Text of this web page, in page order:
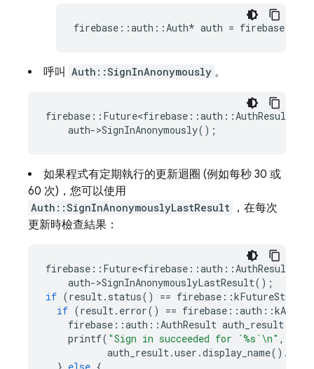
firebase ::auth ::Auth* auth = firebase
呼叫 Auth::SignInAnonymously 。
firebase :: Future<firebase ::auth ::AuthResult
auth->SignInAnonymously();
如果程式有定期執行的更新迴圈 (例如每秒 30 或
60 次)，您可以使用
Auth::SignInAnonymouslyLastResult ，在每次
更新時檢查結果：
firebase :: Future<firebase ::auth ::AuthResult
auth->SignInAnonymouslyLastResult();
if (result. status() == firebase ::
if (result. error() == firebase ::auth ::
firebase ::auth ::AuthResult auth_result
printf( "Sign in succeeded for `%s`\n" ,
auth_result.user .display_name().